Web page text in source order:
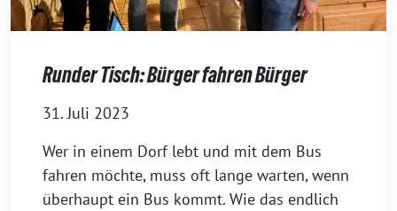
Runder Tisch: Bürger fahren Bürger
31. Juli 2023
Wer in einem Dorf lebt und mit dem Bus
fahren möchte, muss oft lange warten, wenn
überhaupt ein Bus kommt. Wie das endlich